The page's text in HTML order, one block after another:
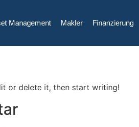
Management Makler Finanzierung
or delete it, then start writing!